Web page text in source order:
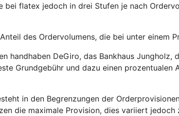
bei flatex jedoch in drei Stufen je nach
des Ordervolumens, die bei unter einem
handhaben DeGiro, das Bankhaus Jungholz,
Grundgebühr und dazu einen prozentualen
in den Begrenzungen der
die maximale Provision, dies variiert jedoch